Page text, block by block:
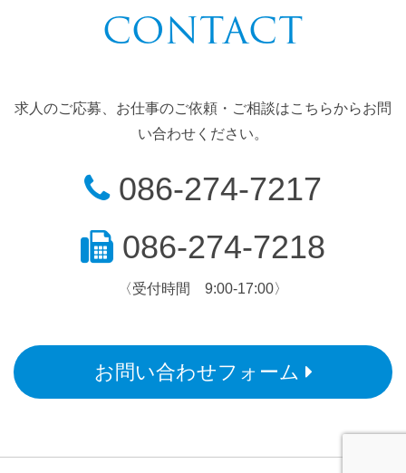
CONTACT
求人のご応募、お仕事のご依頼・ご相談はこちらからお問
い合わせください。
086-274-7217
086-274-7218
〈受付時間 9:00-17:00〉
お問い合わせフォーム